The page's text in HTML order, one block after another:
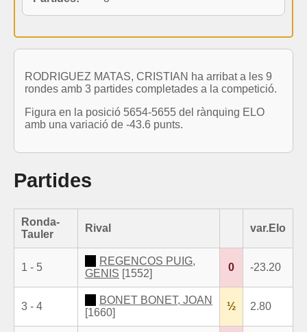
RODRIGUEZ MATAS, CRISTIAN ha arribat a les 9
rondes amb 3 partides completades a la competició.
Figura en la posició 5654-5655 del rànquing ELO
amb una variació de -43.6 punts.
Partides
Ronda-
Tauler
Rival var.Elo
1 - 5
REGENCOS PUIG,
GENIS [1552]
0 -23.20
3 - 4
BONET BONET, JOAN
[1660]
½ 2.80